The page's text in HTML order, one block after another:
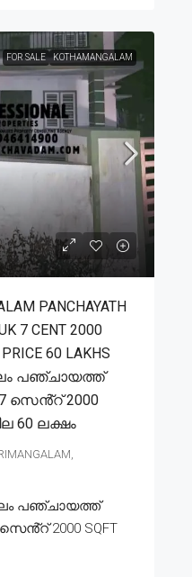
FOR SALE KOTHAMANGALAM
PANCHAYATH
7 CENT 2000
60 LAKHS
പഞ്ചായത്ത്
സെൻ്റ് 2000
60 ലക്ഷം
പഞ്ചായത്ത്
2000 SQFT